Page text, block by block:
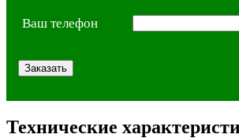
Ваш телефон
Технические